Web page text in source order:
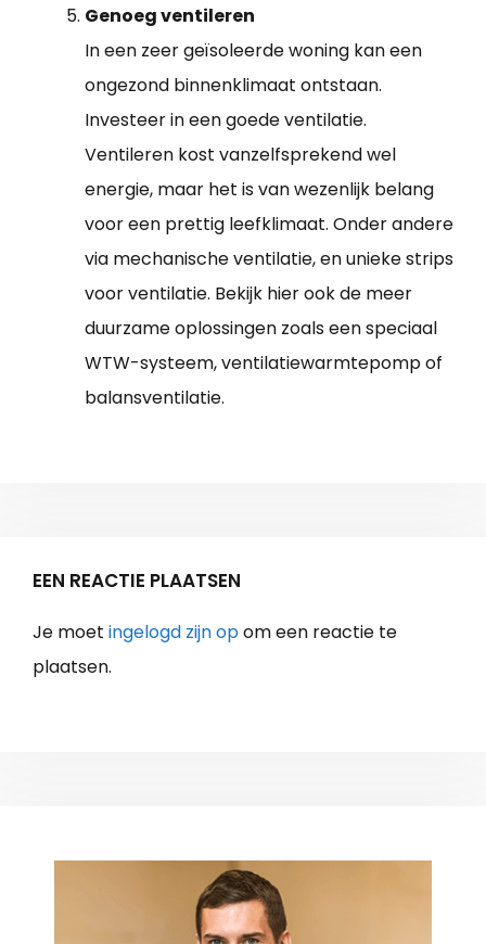
Genoeg ventileren
In een zeer geïsoleerde woning kan een
ongezond binnenklimaat ontstaan.
Investeer in een goede ventilatie.
Ventileren kost vanzelfsprekend wel
energie, maar het is van wezenlijk belang
voor een prettig leefklimaat. Onder andere
via mechanische ventilatie, en unieke strips
voor ventilatie. Bekijk hier ook de meer
duurzame oplossingen zoals een speciaal
WTW-systeem, ventilatiewarmtepomp of
balansventilatie.
EEN REACTIE PLAATSEN
Je moet ingelogd zijn opom een reactie te
plaatsen.